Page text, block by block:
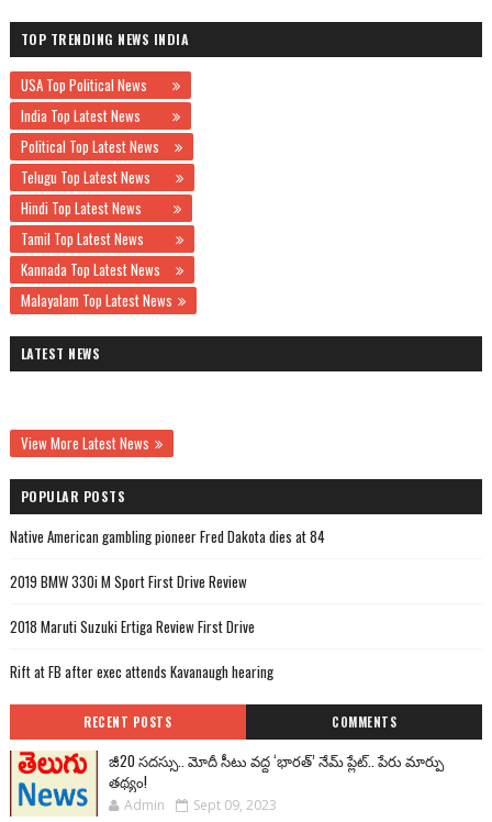
TOP TRENDING NEWS INDIA
USA Top Political News
India Top Latest News
Political Top Latest News
Telugu Top Latest News
Hindi Top Latest News
Tamil Top Latest News
Kannada Top Latest News
Malayalam Top Latest News
LATEST NEWS
View More Latest News
POPULAR POSTS
Native American gambling pioneer Fred Dakota dies at 84
2019 BMW 330i M Sport First Drive Review
2018 Maruti Suzuki Ertiga Review First Drive
Rift at FB after exec attends Kavanaugh hearing
RECENT POSTS COMMENTS
జీ20 సదస్సు.. మోదీ సీటు వద్ద ‘భారత్’ నేమ్ ప్లేట్‌.. పేరు మార్పు
తథ్యం!
Admin Sept 09, 2023